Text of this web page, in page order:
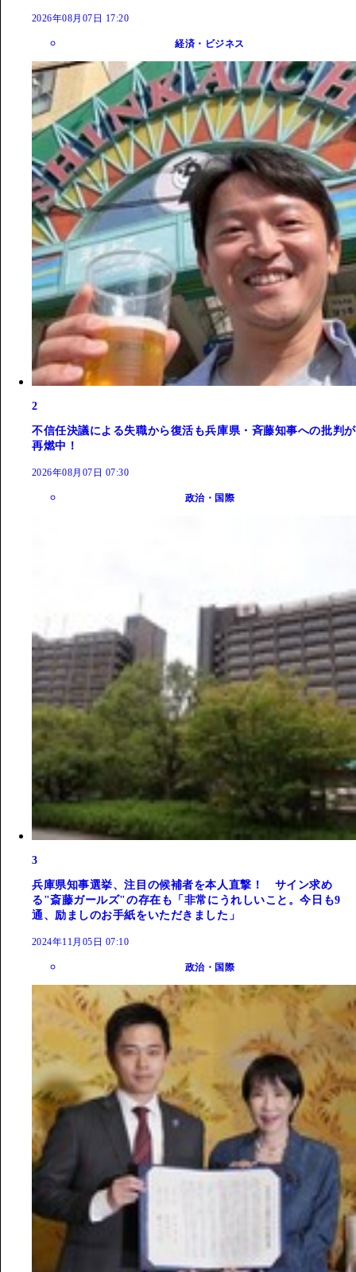
2026年08月07日 17:20
経済・ビジネス
2
不信任決議による失職から復活も兵庫県・斉藤知事への批判が
再燃中！
2026年08月07日 07:30
政治・国際
3
兵庫県知事選挙、注目の候補者を本人直撃！ サイン求め
る"斎藤ガールズ"の存在も「非常にうれしいこと。今日も9
通、励ましのお手紙をいただきました」
2024年11月05日 07:10
政治・国際